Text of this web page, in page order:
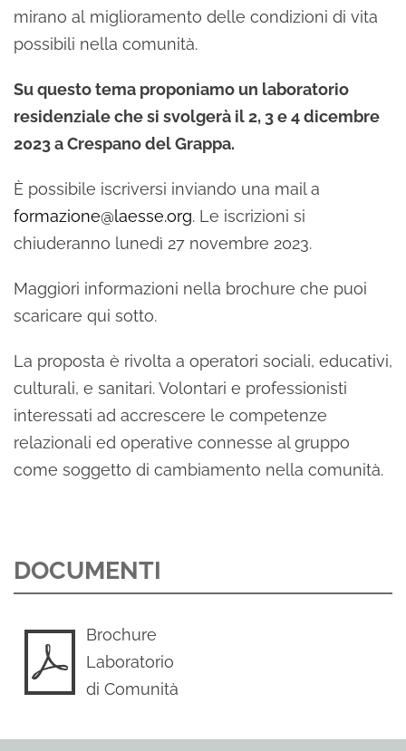
mirano al miglioramento delle condizioni di vita
possibili nella comunità.
Su questo tema proponiamo un laboratorio
residenziale che si svolgerà il 2, 3 e 4 dicembre
2023 a Crespano del Grappa.
È possibile iscriversi inviando una mail a
formazione@laesse.org. Le iscrizioni si
chiuderanno lunedì 27 novembre 2023.
Maggiori informazioni nella brochure che puoi
scaricare qui sotto.
La proposta è rivolta a operatori sociali, educativi,
culturali, e sanitari. Volontari e professionisti
interessati ad accrescere le competenze
relazionali ed operative connesse al gruppo
come soggetto di cambiamento nella comunità.
DOCUMENTI
Brochure
Laboratorio
di Comunità